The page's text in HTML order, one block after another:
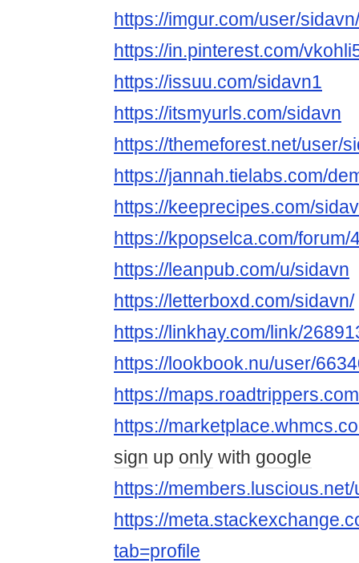
https://imgur.com/user/
https://in.pinterest.com/
https://issuu.com/sidavn1
https://itsmyurls.com/sidavn
https://themeforest.net/user/
https://jannah.tielabs.com/
https://keeprecipes.com/
https://kpopselca.com/forum/
https://leanpub.com/u/sidavn
https://letterboxd.com/sidavn/
https://linkhay.com/link/
https://lookbook.nu/user/
https://
https://
sign up only with google
https://
https://
tab=profile